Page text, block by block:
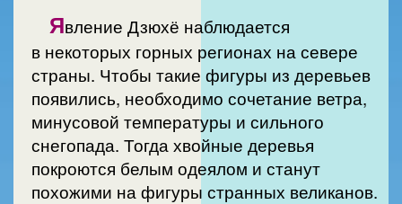
Явление Дзюхё наблюдается
в некоторых горных регионах на севере
страны. Чтобы такие фигуры из деревьев
появились, необходимо сочетание ветра,
минусовой температуры и сильного
снегопада. Тогда хвойные деревья
покроются белым одеялом и станут
похожими на фигуры странных великанов.